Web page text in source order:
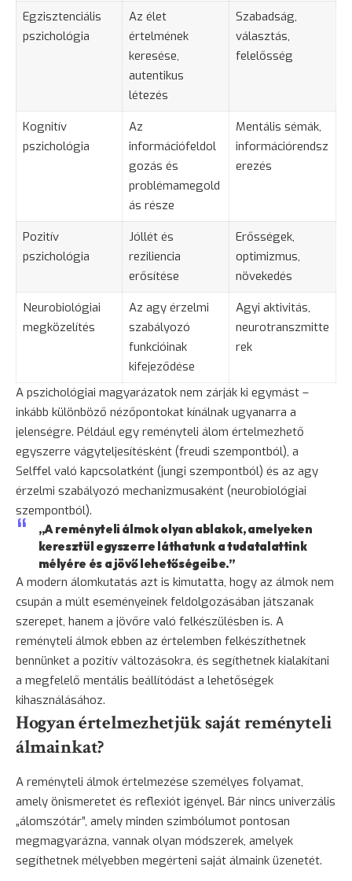
Egzisztenciális
pszichológia
Az élet
értelmének
keresése,
autentikus
létezés
Szabadság,
választás,
felelősség
Kognitív
pszichológia
Az
információfeldol
gozás és
problémamegold
ás része
Mentális sémák,
információrendsz
erezés
Pozitív
pszichológia
Jóllét és
reziliencia
erősítése
Erősségek,
optimizmus,
növekedés
Neurobiológiai
megközelítés
Az agy érzelmi
szabályozó
funkcióinak
kifejeződése
Agyi aktivitás,
neurotranszmitte
rek
A pszichológiai magyarázatok nem zárják ki egymást –
inkább különböző nézőpontokat kínálnak ugyanarra a
jelenségre. Például egy reményteli álom értelmezhető
egyszerre vágyteljesítésként (freudi szempontból), a
Selffel való kapcsolatként (jungi szempontból) és az agy
érzelmi szabályozó mechanizmusaként (neurobiológiai
szempontból).
„A reményteli álmok olyan ablakok, amelyeken
keresztül egyszerre láthatunk a tudatalattink
mélyére és a jövő lehetőségeibe.”
A modern álomkutatás azt is kimutatta, hogy az álmok nem
csupán a múlt eseményeinek feldolgozásában játszanak
szerepet, hanem a jövőre való felkészülésben is. A
reményteli álmok ebben az értelemben felkészíthetnek
bennünket a pozitív változásokra, és segíthetnek kialakítani
a megfelelő mentális beállítódást a lehetőségek
kihasználásához.
Hogyan értelmezhetjük saját reményteli
álmainkat?
A reményteli álmok értelmezése személyes folyamat,
amely önismeretet és reflexiót igényel. Bár nincs univerzális
„álomszótár”, amely minden szimbólumot pontosan
megmagyarázna, vannak olyan módszerek, amelyek
segíthetnek mélyebben megérteni saját álmaink üzenetét.